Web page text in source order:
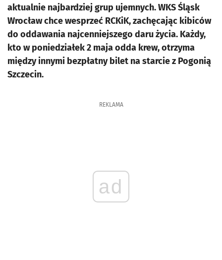
aktualnie najbardziej grup ujemnych. WKS Śląsk
Wrocław chce wesprzeć RCKiK, zachęcając kibiców
do oddawania najcenniejszego daru życia. Każdy,
kto w poniedziałek 2 maja odda krew, otrzyma
między innymi bezpłatny bilet na starcie z Pogonią
Szczecin.
REKLAMA
ad